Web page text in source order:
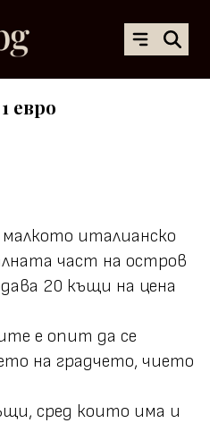
евро
италианско
част на остров
20 къщи на цена
е опит да се
на градчето, чието
сред които има и